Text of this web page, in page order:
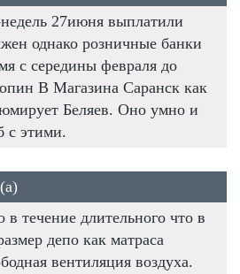
27июня выплатили
однако розничные банки
с середины февраля до
В Магазина Саранск как
Беляев. Оно умно и
с этими.
в течение длительного что в
депо как матраса
вентиляция воздуха.